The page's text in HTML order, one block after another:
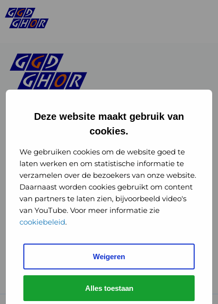
Deze website maakt gebruik van
cookies.
We gebruiken cookies om de website goed te
laten werken en om statistische informatie te
verzamelen over de bezoekers van onze website.
Daarnaast worden cookies gebruikt om content
van partners te laten zien, bijvoorbeeld video's
van YouTube. Voor meer informatie zie
cookiebeleid.
Weigeren
Alles toestaan
of
GGD
GHOR
Nederland
Instagram
of
GGD
GHOR
Nederland
GGD Reizen op social media
GGD Reizen
GGD Reisvaccinaties